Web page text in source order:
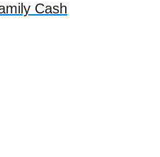
Cash